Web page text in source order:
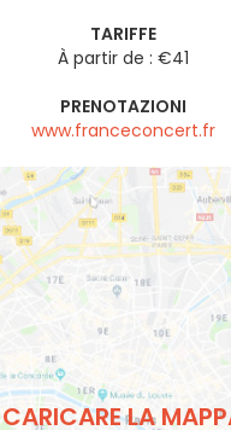
TARIFFE
À partir de : €41
PRENOTAZIONI
www.franceconcert.fr
CARICARE LA